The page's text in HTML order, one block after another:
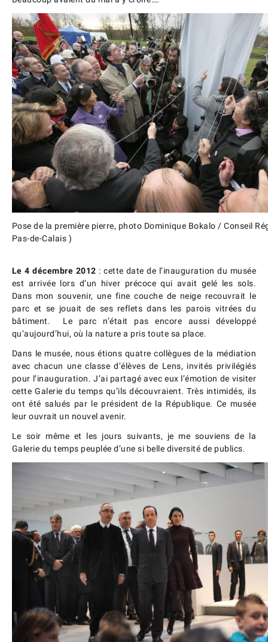
Pose de la première pierre, photo Dominique Bokalo / Conseil
Pas-de-Calais )
Le 4 décembre 2012 : cette date de l’inauguration du musée
est arrivée lors d’un hiver précoce qui avait gelé les sols.
Dans mon souvenir, une fine couche de neige recouvrait le
parc et se jouait de ses reflets dans les parois vitrées du
bâtiment. Le parc n’était pas encore aussi développé
qu’aujourd’hui, où la nature a pris toute sa place.
Dans le musée, nous étions quatre collègues de la médiation
avec chacun une classe d’élèves de Lens, invités privilégiés
pour l’inauguration. J’ai partagé avec eux l’émotion de visiter
cette Galerie du temps qu’ils découvraient. Très intimidés, ils
ont été salués par le président de la République. Ce musée
leur ouvrait un nouvel avenir.
Le soir même et les jours suivants, je me souviens de la
Galerie du temps peuplée d’une si belle diversité de publics.